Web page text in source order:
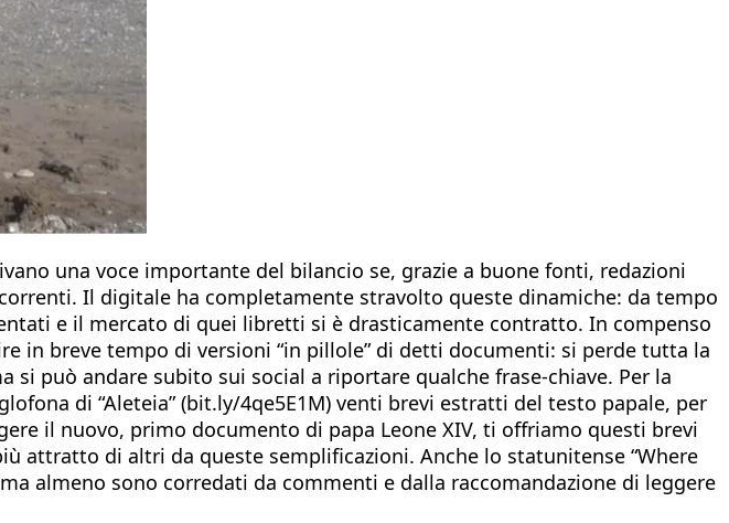
una voce importante del bilancio se, grazie a buone fonti, redazioni
Il digitale ha completamente stravolto queste dinamiche: da tempo
e il mercato di quei libretti si è drasticamente contratto. In compenso
in breve tempo di versioni “in pillole” di detti documenti: si perde tutta la
può andare subito sui social a riportare qualche frase-chiave. Per la
di “Aleteia” (bit.ly/4qe5E1M) venti brevi estratti del testo papale, per
il nuovo, primo documento di papa Leone XIV, ti offriamo questi brevi
attratto di altri da queste semplificazioni. Anche lo statunitense “Where
almeno sono corredati da commenti e dalla raccomandazione di leggere